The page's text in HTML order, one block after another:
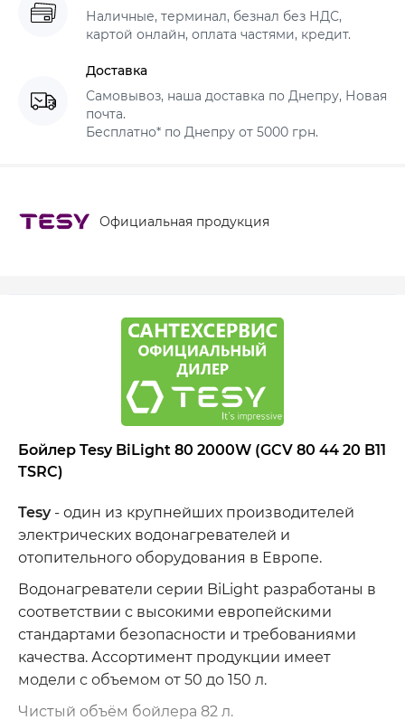
Наличные, терминал, безнал без НДС,
картой онлайн, оплата частями, кредит.
Доставка
Самовывоз, наша доставка по Днепру, Новая
почта.
Бесплатно* по Днепру от 5000 грн.
Официальная продукция
Бойлер Tesy BiLight 80 2000W (GCV 80 44 20 B11
TSRC)
Tesy- один из крупнейших производителей
электрических водонагревателей и
отопительного оборудования в Европе.
Водонагреватели серии BiLight разработаны в
соответствии с высокими европейскими
стандартами безопасности и требованиями
качества. Ассортимент продукции имеет
модели с объемом от 50 до 150 л.
Чистый объём бойлера 82 л.